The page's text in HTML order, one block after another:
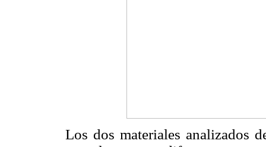
Los dos materiales analizados